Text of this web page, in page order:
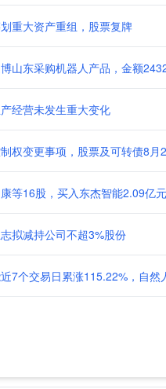
重大资产重组，股票复牌
山东采购机器人产品，金额
经营未发生重大变化
权变更事项，股票及可转债8月
等16股，买入东杰智能2.09亿元
拟减持公司不超3%股份
7个交易日累涨115.22%，自然